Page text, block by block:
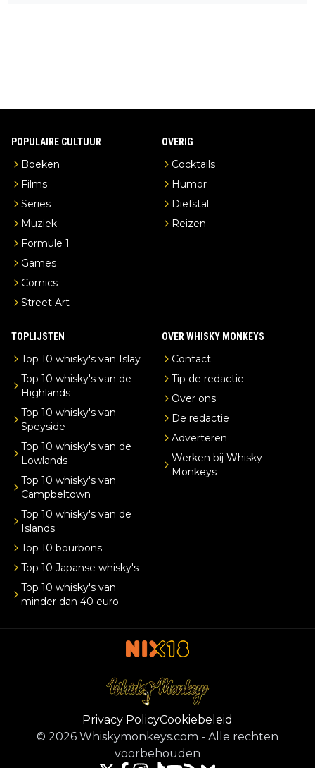
POPULAIRE CULTUUR
Boeken
Films
Series
Muziek
Formule 1
Games
Comics
Street Art
OVERIG
Cocktails
Humor
Diefstal
Reizen
TOPLIJSTEN
Top 10 whisky's van Islay
Top 10 whisky's van de
Highlands
Top 10 whisky's van
Speyside
Top 10 whisky's van de
Lowlands
Top 10 whisky's van
Campbeltown
Top 10 whisky's van de
Islands
Top 10 bourbons
Top 10 Japanse whisky's
Top 10 whisky's van
minder dan 40 euro
OVER WHISKY MONKEYS
Contact
Tip de redactie
Over ons
De redactie
Adverteren
Werken bij Whisky
Monkeys
Privacy PolicyCookiebeleid
© 2026 Whiskymonkeys.com - Alle rechten
voorbehouden